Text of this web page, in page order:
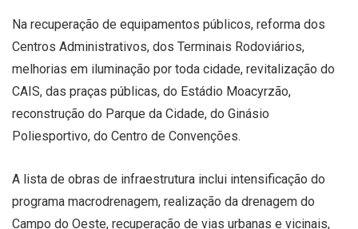
Na recuperação de equipamentos públicos, reforma dos
Centros Administrativos, dos Terminais Rodoviários,
melhorias em iluminação por toda cidade, revitalização do
CAIS, das praças públicas, do Estádio Moacyrzão,
reconstrução do Parque da Cidade, do Ginásio
Poliesportivo, do Centro de Convenções.
A lista de obras de infraestrutura inclui intensificação do
programa macrodrenagem, realização da drenagem do
Campo do Oeste, recuperação de vias urbanas e vicinais,